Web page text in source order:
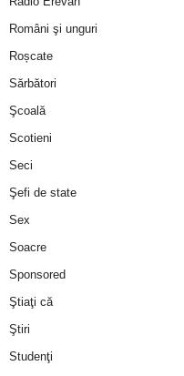
Români şi unguri
Roșcate
Sărbători
Şcoală
Scotieni
Seci
Şefi de state
Sex
Soacre
Sponsored
Ştiaţi că
Ştiri
Studenţi